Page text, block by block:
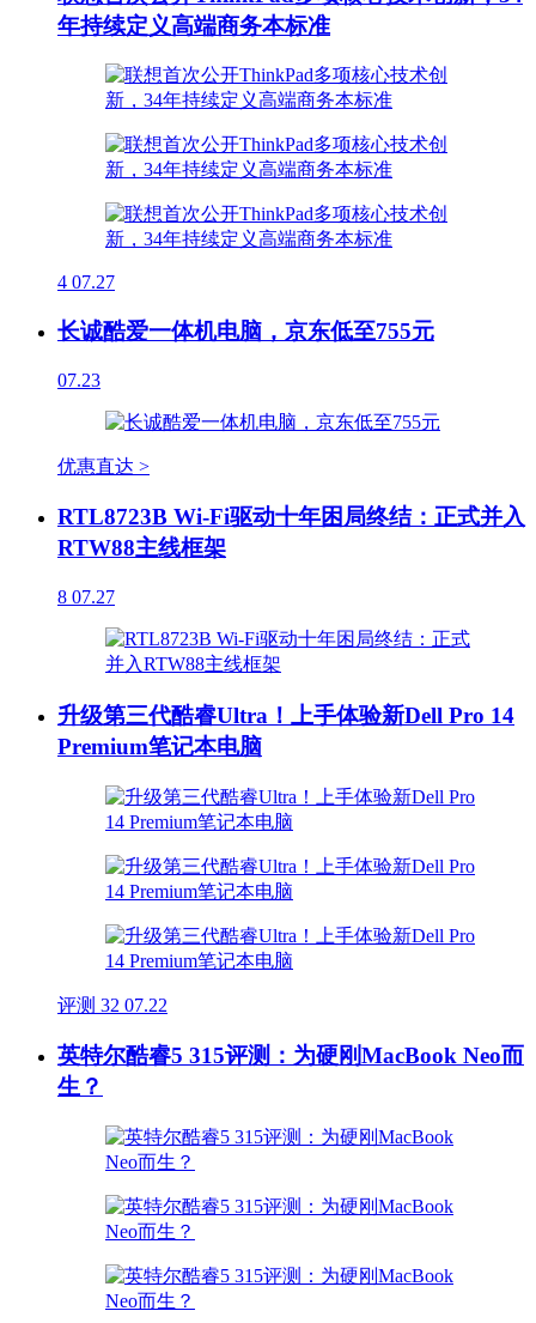
年持续定义高端商务本标准
4 07.27
长诚酷爱一体机电脑，京东低至755元
07.23
优惠直达 >
RTL8723B Wi-Fi驱动十年困局终结：正式并入
RTW88主线框架
8 07.27
升级第三代酷睿Ultra！上手体验新Dell Pro 14
Premium笔记本电脑
评测 32 07.22
英特尔酷睿5 315评测：为硬刚MacBook Neo而
生？